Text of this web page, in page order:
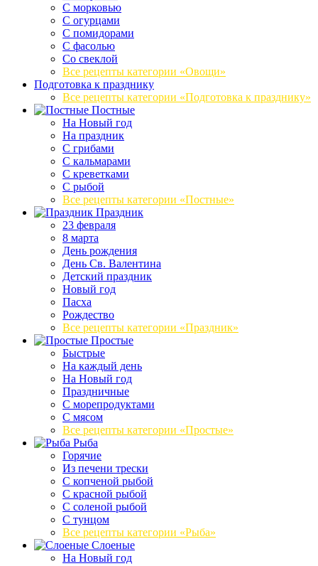
С морковью
С огурцами
С помидорами
С фасолью
Со свеклой
Все рецепты категории «Овощи»
Подготовка к празднику
Все рецепты категории «Подготовка к празднику»
Постные
На Новый год
На праздник
С грибами
С кальмарами
С креветками
С рыбой
Все рецепты категории «Постные»
Праздник
23 февраля
8 марта
День рождения
День Св. Валентина
Детский праздник
Новый год
Пасха
Рождество
Все рецепты категории «Праздник»
Простые
Быстрые
На каждый день
На Новый год
Праздничные
С морепродуктами
С мясом
Все рецепты категории «Простые»
Рыба
Горячие
Из печени трески
С копченой рыбой
С красной рыбой
С соленой рыбой
С тунцом
Все рецепты категории «Рыба»
Слоеные
На Новый год